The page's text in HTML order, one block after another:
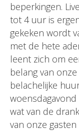
beperkingen.
tot 4 uur is
gekeken wordt
met de hete
leent zich om
belang van
belachelijke
wat van de
van onze